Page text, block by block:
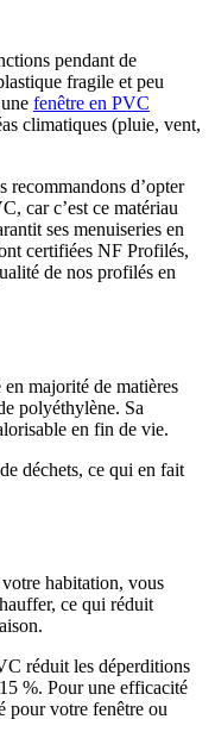
pendant de
fragile et peu
fenêtre en PVC
climatiques (pluie, vent,
recommandons d’opter
car c’est ce matériau
ses menuiseries en
certifiées NF Profilés,
de nos profilés en
majorité de matières
polyéthylène. Sa
en fin de vie.
déchets, ce qui en fait
habitation, vous
ce qui réduit
réduit les déperditions
%. Pour une efficacité
pour votre fenêtre ou